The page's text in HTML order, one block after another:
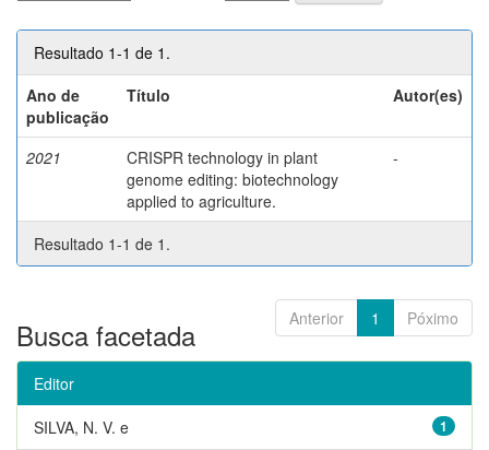
Resultado 1-1 de 1.
Ano de
publicação
Título Autor(es)
2021
CRISPR technology in plant
genome editing: biotechnology
applied to agriculture.
-
Resultado 1-1 de 1.
Anterior 1 Póximo
Busca facetada
Editor
1
SILVA, N. V. e